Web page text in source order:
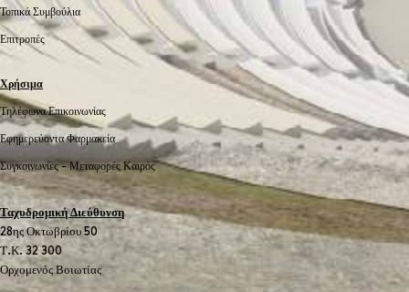
Τοπικά Συμβούλια
Επιτροπές
Χρήσιμα
Τηλέφωνα Επικοινωνίας
Εφημερεύοντα Φαρμακεία
Συγκοινωνίες -Μεταφορές Καιρός
Ταχυδρομική Διεύθυνση
28ης Οκτωβρίου 50
Τ.Κ. 32 300
Ορχομενός Βοιωτίας